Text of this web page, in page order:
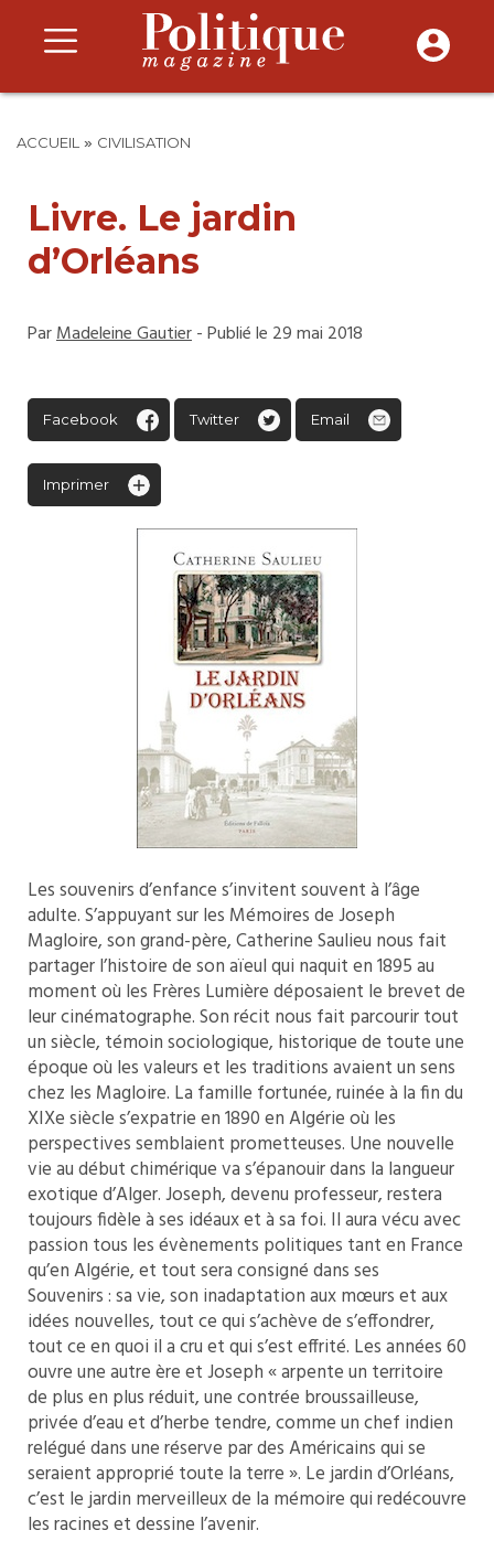
ACCUEIL » CIVILISATION
Livre. Le jardin
d’Orléans
ParMadeleine Gautier- Publié le 29 mai 2018
Facebook Twitter Email
Imprimer
Les souvenirs d’enfance s’invitent souvent à l’âge
adulte. S’appuyant sur les Mémoires de Joseph
Magloire, son grand-père, Catherine Saulieu nous fait
partager l’histoire de son aïeul qui naquit en 1895 au
moment où les Frères Lumière déposaient le brevet de
leur cinématographe. Son récit nous fait parcourir tout
un siècle, témoin sociologique, historique de toute une
époque où les valeurs et les traditions avaient un sens
chez les Magloire. La famille fortunée, ruinée à la fin du
XIXe siècle s’expatrie en 1890 en Algérie où les
perspectives semblaient prometteuses. Une nouvelle
vie au début chimérique va s’épanouir dans la langueur
exotique d’Alger. Joseph, devenu professeur, restera
toujours fidèle à ses idéaux et à sa foi. Il aura vécu avec
passion tous les évènements politiques tant en France
qu’en Algérie, et tout sera consigné dans ses
Souvenirs : sa vie, son inadaptation aux mœurs et aux
idées nouvelles, tout ce qui s’achève de s’effondrer,
tout ce en quoi il a cru et qui s’est effrité. Les années 60
ouvre une autre ère et Joseph « arpente un territoire
de plus en plus réduit, une contrée broussailleuse,
privée d’eau et d’herbe tendre, comme un chef indien
relégué dans une réserve par des Américains qui se
seraient approprié toute la terre ». Le jardin d’Orléans,
c’est le jardin merveilleux de la mémoire qui redécouvre
les racines et dessine l’avenir.